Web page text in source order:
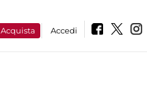
Acquista Accedi